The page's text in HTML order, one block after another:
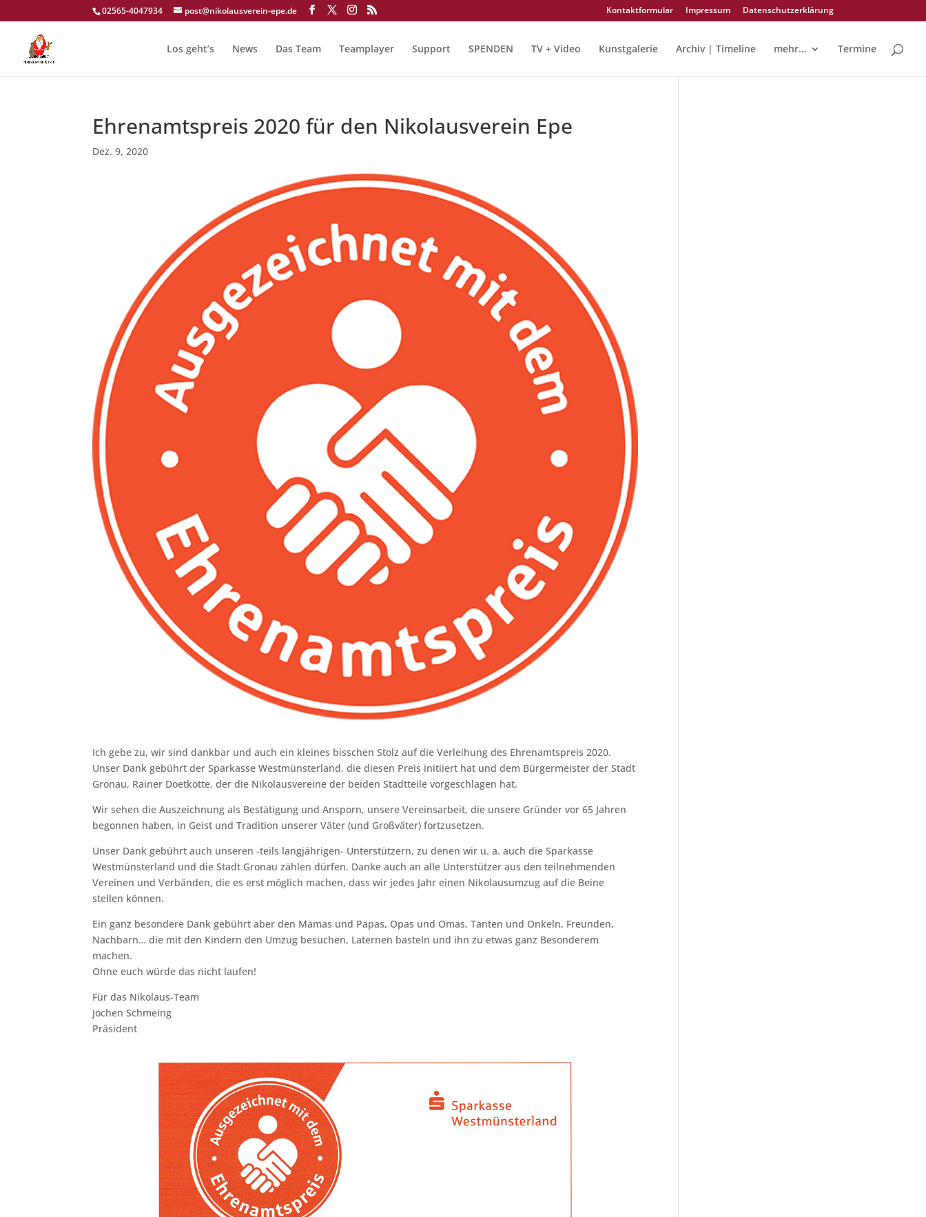
02565-4047934 post@nikolausverein-epe.de Kontaktformular Impressum Datenschutzerklärung
Los geht’s News Das Team Teamplayer Support SPENDEN TV + Video Kunstgalerie Archiv | Timeline mehr… Termine
Ehrenamtspreis 2020 für den Nikolausverein Epe
Dez. 9, 2020
Ich gebe zu, wir sind dankbar und auch ein kleines bisschen Stolz auf die Verleihung des Ehrenamtspreis 2020.
Unser Dank gebührt der Sparkasse Westmünsterland, die diesen Preis initiiert hat und dem Bürgermeister der Stadt
Gronau, Rainer Doetkotte, der die Nikolausvereine der beiden Stadtteile vorgeschlagen hat.
Wir sehen die Auszeichnung als Bestätigung und Ansporn, unsere Vereinsarbeit, die unsere Gründer vor 65 Jahren
begonnen haben, in Geist und Tradition unserer Väter (und Großväter) fortzusetzen.
Unser Dank gebührt auch unseren -teils langjährigen- Unterstützern, zu denen wir u. a. auch die Sparkasse
Westmünsterland und die Stadt Gronau zählen dürfen. Danke auch an alle Unterstützer aus den teilnehmenden
Vereinen und Verbänden, die es erst möglich machen, dass wir jedes Jahr einen Nikolausumzug auf die Beine
stellen können.
Ein ganz besondere Dank gebührt aber den Mamas und Papas, Opas und Omas, Tanten und Onkeln, Freunden,
Nachbarn… die mit den Kindern den Umzug besuchen, Laternen basteln und ihn zu etwas ganz Besonderem
machen.
Ohne euch würde das nicht laufen!
Für das Nikolaus-Team
Jochen Schmeing
Präsident